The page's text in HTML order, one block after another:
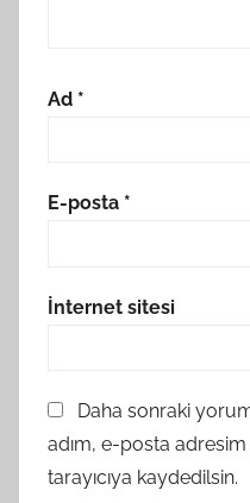
Ad *
E-posta *
İnternet sitesi
Daha sonraki
adım, e-posta
tarayıcıya kaydedilsin.